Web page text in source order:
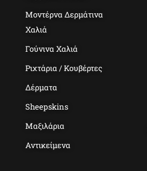
Μοντέρνα Δερμάτινα
Χαλιά
Γούνινα Χαλιά
Ριχτάρια / Κουβέρτες
Δέρματα
Sheepskins
Μαξιλάρια
Αντικείμενα